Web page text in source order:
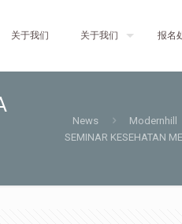
关于我们 关于我们 报名
News
Modernhill
SEMINAR KESEHATAN